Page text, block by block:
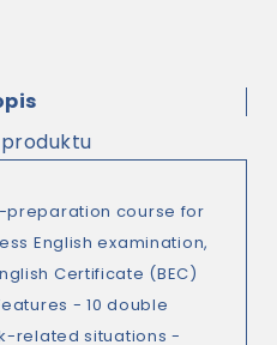
preparation course for
English examination,
Certificate (BEC)
- 10 double
related situations -